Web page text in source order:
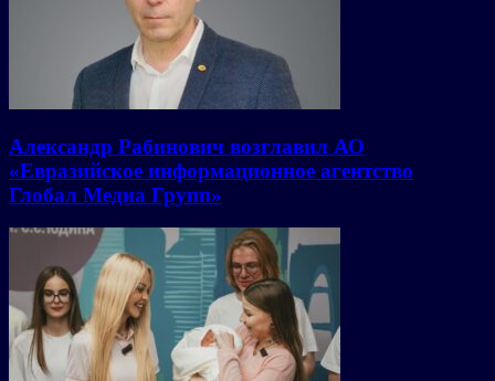
Александр Рабинович возглавил АО
«Евразийское информационное агентство
Глобал Медиа Групп»